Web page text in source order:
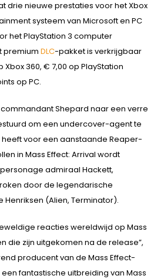
drie nieuwe prestaties voor het Xbox
systeem van Microsoft en PC
het PlayStation 3 computer
premium DLC-pakket is verkrijgbaar
360, € 7,00 op PlayStation
op PC.
commandant Shepard naar een verre
om een undercover-agent te
voor een aanstaande Reaper-
in Mass Effect: Arrival wordt
admiraal Hackett,
door de legendarische
(Alien, Terminator).
reacties wereldwijd op Mass
die zijn uitgekomen na de release”,
producent van de Mass Effect-
een fantastische uitbreiding van Mass